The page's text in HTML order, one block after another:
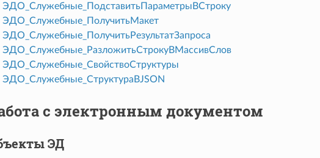
ЭДО_Служебные_ПодставитьПараметрыВСтроку
ЭДО_Служебные_ПолучитьМакет
ЭДО_Служебные_ПолучитьРезультатЗапроса
ЭДО_Служебные_РазложитьСтрокуВМассивСлов
ЭДО_Служебные_СвойствоСтруктуры
ЭДО_Служебные_СтруктураВJSON
с электронным документом
ЭД